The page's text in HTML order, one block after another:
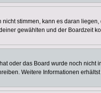
stimmen, kann es daran
gewählten und der Boardzeit
oder das Board wurde noch
Weitere Informationen